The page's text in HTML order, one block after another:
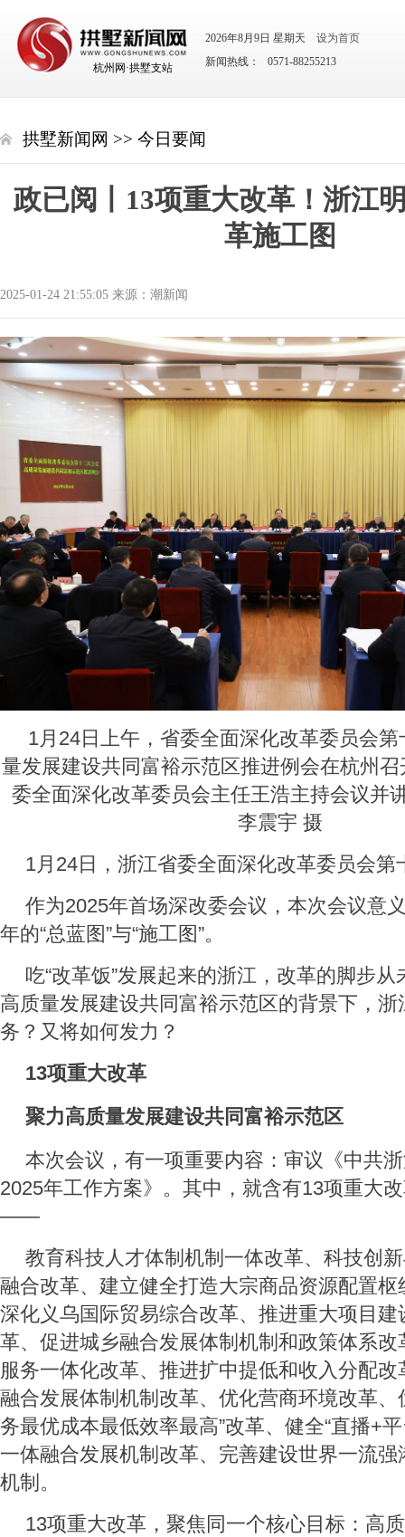
杭州网·拱墅支站
2026年8月9日 星期天
设为首页
新闻热线： 0571-88255213
拱墅新闻网 >> 今日要闻
政已阅丨13项重大改革！浙江
革施工图
2025-01-24 21:55:05 来源：潮新闻
1月24日上午，省委全面深化改革委员会
量发展建设共同富裕示范区推进例会在杭州
委全面深化改革委员会主任王浩主持会议并
李震宇 摄
1月24日，浙江省委全面深化改革委员会第
作为2025年首场深改委会议，本次会议意
年的“总蓝图”与“施工图”。
吃“改革饭”发展起来的浙江，改革的脚步
高质量发展建设共同富裕示范区的背景下，
务？又将如何发力？
13项重大改革
聚力高质量发展建设共同富裕示范区
本次会议，有一项重要内容：审议《中共
2025年工作方案》。其中，就含有13项重大
——
教育科技人才体制机制一体改革、科技创
融合改革、建立健全打造大宗商品资源配置
深化义乌国际贸易综合改革、推进重大项目
革、促进城乡融合发展体制机制和政策体系
服务一体化改革、推进扩中提低和收入分配
融合发展体制机制改革、优化营商环境改革、
务最优成本最低效率最高”改革、健全“直播+
一体融合发展机制改革、完善建设世界一流
机制。
13项重大改革，聚焦同一个核心目标：高